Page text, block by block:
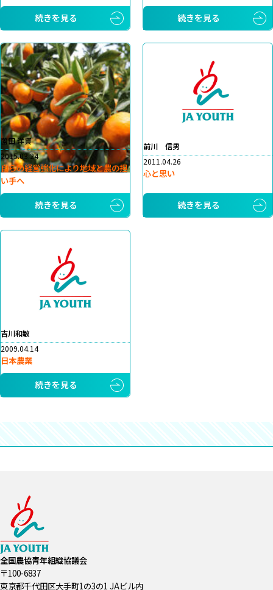
続きを見る
続きを見る
薗田 洋資
2015.03.24
自らの経営強化により地域と農の担
い手へ
続きを見る
前川 信男
2011.04.26
心と思い
続きを見る
吉川和敏
2009.04.14
日本農業
続きを見る
全国農協青年組織協議会
〒100-6837
東京都千代田区大手町1の3の1 JAビル内